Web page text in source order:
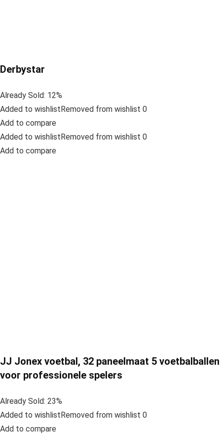
Derbystar
Already Sold: 12%
Added to wishlistRemoved from wishlist 0
Add to compare
Added to wishlistRemoved from wishlist 0
Add to compare
JJ Jonex voetbal, 32 paneelmaat 5 voetbalballen
voor professionele spelers
Already Sold: 23%
Added to wishlistRemoved from wishlist 0
Add to compare